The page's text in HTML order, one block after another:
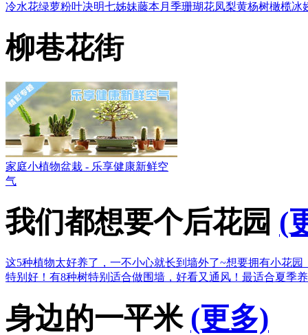
冷水花绿萝粉叶决明七姊妹藤本月季珊瑚花凤梨黄杨树橄榄冰
柳巷花街
家庭小植物盆栽 - 乐享健康新鲜空
气
我们都想要个后花园 (
这5种植物太好养了，一不小心就长到墙外了~想要拥有小花园
特别好！ 有8种树特别适合做围墙，好看又通风！ 最适合夏季
身边的一平米 (更多)